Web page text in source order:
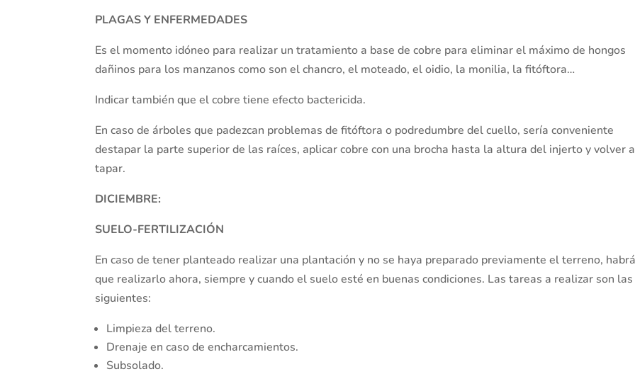
PLAGAS Y ENFERMEDADES
Es el momento idóneo para realizar un tratamiento a base de cobre para eliminar el máximo de hongos
dañinos para los manzanos como son el chancro, el moteado, el oidio, la monilia, la fitóftora…
Indicar también que el cobre tiene efecto bactericida.
En caso de árboles que padezcan problemas de fitóftora o podredumbre del cuello, sería conveniente
destapar la parte superior de las raíces, aplicar cobre con una brocha hasta la altura del injerto y volver a
tapar.
DICIEMBRE:
SUELO-FERTILIZACIÓN
En caso de tener planteado realizar una plantación y no se haya preparado previamente el terreno,
que realizarlo ahora, siempre y cuando el suelo esté en buenas condiciones. Las tareas a realizar son las
siguientes:
Limpieza del terreno.
Drenaje en caso de encharcamientos.
Subsolado.